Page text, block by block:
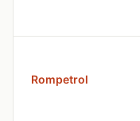
Rompetrol